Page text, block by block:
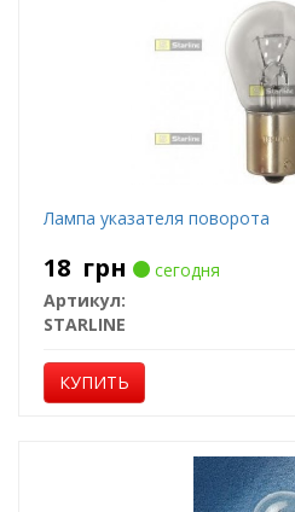
Лампа указателя поворота
18 грн
сегодня
Артикул:
STARLINE
КУПИТЬ